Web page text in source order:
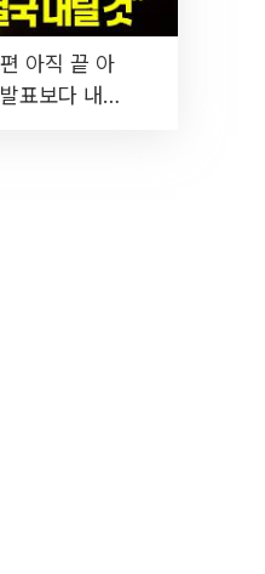
아직 끝 아
표보다 내릴